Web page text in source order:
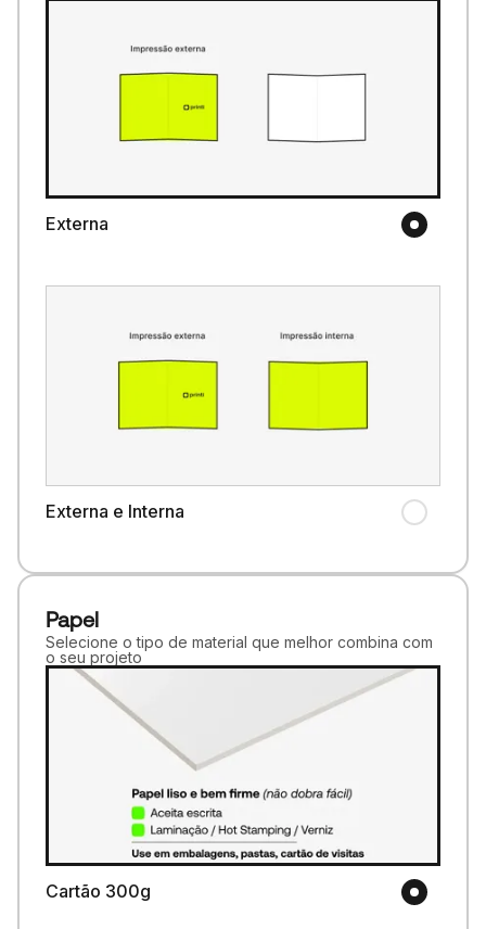
Externa
Externa e Interna
Papel
Selecione o tipo de material que melhor combina com
o seu projeto
Cartão 300g